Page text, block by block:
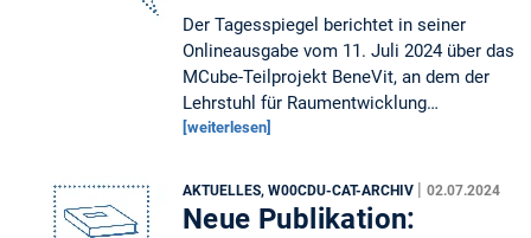
Der Tagesspiegel berichtet in seiner
Onlineausgabe vom 11. Juli 2024 über das
MCube-Teilprojekt BeneVit, an dem der
Lehrstuhl für Raumentwicklung…
[weiterlesen]
AKTUELLES, W00CDU-CAT-ARCHIV | 02.07.2024
Neue Publikation: